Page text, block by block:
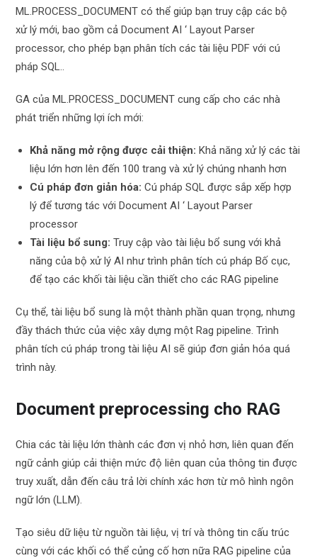
ML.PROCESS_DOCUMENT có thể giúp bạn truy cập các bộ
xử lý mới, bao gồm cả Document AI ‘ Layout Parser
processor, cho phép bạn phân tích các tài liệu PDF với cú
pháp SQL..
GA của ML.PROCESS_DOCUMENT cung cấp cho các nhà
phát triển những lợi ích mới:
Khả năng mở rộng được cải thiện:Khả năng xử lý các tài
liệu lớn hơn lên đến 100 trang và xử lý chúng nhanh hơn
Cú pháp đơn giản hóa:Cú pháp SQL được sắp xếp hợp
lý để tương tác với Document AI ‘ Layout Parser
processor
Tài liệu bổ sung:Truy cập vào tài liệu bổ sung với khả
năng của bộ xử lý AI như trình phân tích cú pháp Bố cục,
để tạo các khối tài liệu cần thiết cho các RAG pipeline
Cụ thể, tài liệu bổ sung là một thành phần quan trọng, nhưng
đầy thách thức của việc xây dựng một Rag pipeline. Trình
phân tích cú pháp trong tài liệu AI sẽ giúp đơn giản hóa quá
trình này.
Document preprocessing cho RAG
Chia các tài liệu lớn thành các đơn vị nhỏ hơn, liên quan đến
ngữ cảnh giúp cải thiện mức độ liên quan của thông tin được
truy xuất, dẫn đến câu trả lời chính xác hơn từ mô hình ngôn
ngữ lớn (LLM).
Tạo siêu dữ liệu từ nguồn tài liệu, vị trí và thông tin cấu trúc
cùng với các khối có thể củng cố hơn nữa RAG pipeline của